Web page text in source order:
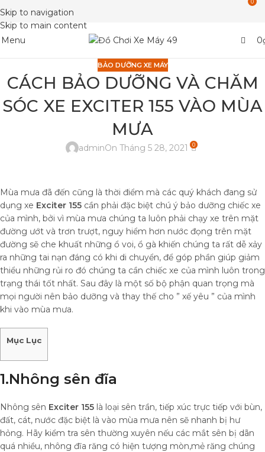
Skip to navigation
Skip to main content
Menu
0
0
BẢO DƯỠNG XE MÁY
CÁCH BẢO DƯỠNG VÀ CHĂM
SÓC XE EXCITER 155 VÀO MÙA
MƯA
adminOn Tháng 5 28, 2021 0
Mùa mưa đã đến cũng là thời điểm mà các quý khách đang sử
dụng xe Exciter 155 cần phải đặc biệt chú ý bảo dưỡng chiếc xe
của mình, bởi vì mùa mưa chúng ta luôn phải chạy xe trên mặt
đường ướt và trơn trượt, nguy hiểm hơn nước đọng trên mặt
đường sẽ che khuất những ổ voi, ổ gà khiến chúng ta rất dễ xảy
ra những tai nạn đáng có khi di chuyển, để góp phần giúp giảm
thiểu những rủi ro đó chúng ta cần chiếc xe của mình luôn trong
trạng thái tốt nhất. Sau đây là một số bộ phận quan trọng mà
mọi người nên bảo dưỡng và thay thế cho ” xế yêu ” của mình
khi vào mùa mưa.
Mục Lục
1.Nhông sên đĩa
Nhông sên Exciter 155 là loại sên trần, tiếp xúc trực tiếp với bùn,
đất, cát, nước đặc biệt là vào mùa mưa nên sẽ nhanh bị hư
hỏng. Hãy kiểm tra sên thường xuyên nếu các mắt sên bị dãn
quá nhiều, nhông đĩa răng có hiện tượng mòn,mẻ răng chúng